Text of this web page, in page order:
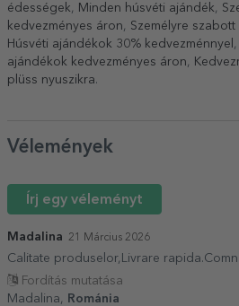
édességek, Minden húsvéti ajándék,
kedvezményes áron, Személyre
Húsvéti ajándékok 30% kedvezménnyel ,
ajándékok kedvezményes áron,
plüss nyuszikra.
Vélemények
Írj egy véleményt
Madalina 21 Március 2026
Calitate produselor,Livrare
Fordítás mutatása
Madalina,
Románia